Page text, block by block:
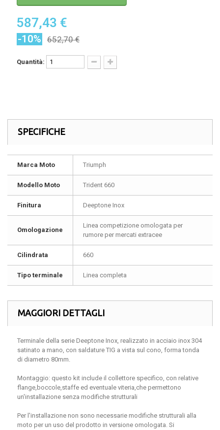
587,43 €
-10% 652,70 €
Quantità:
SPECIFICHE
Marca Moto Triumph
Modello Moto Trident 660
Finitura Deeptone Inox
Omologazione
Linea competizione omologata per
rumore per mercati extracee
Cilindrata 660
Tipo terminale Linea completa
MAGGIORI DETTAGLI
Terminale della serie Deeptone Inox, realizzato in acciaio inox 304
satinato a mano, con saldature TIG a vista sul cono, forma tonda
di diametro 80mm.
Montaggio: questo kit include il collettore specifico, con relative
flange,boccole,staffe ed eventuale viteria,che permettono
un'installazione senza modifiche strutturali
Per l'installazione non sono necessarie modifiche strutturali alla
moto per un uso del prodotto in versione omologata. Si